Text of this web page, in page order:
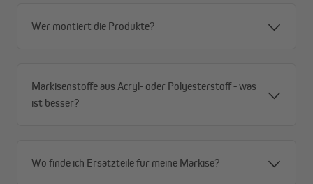
Wer montiert die Produkte?
Markisenstoffe aus Acryl- oder Polyesterstoff - was
ist besser?
Wo finde ich Ersatzteile für meine Markise?